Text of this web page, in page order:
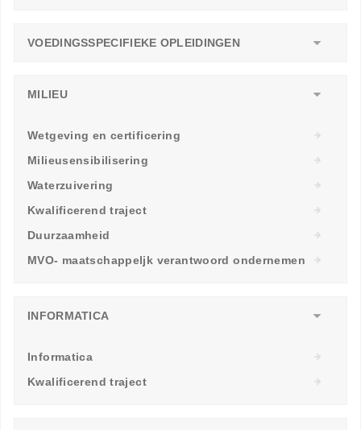
VOEDINGSSPECIFIEKE OPLEIDINGEN
MILIEU
Wetgeving en certificering
Milieusensibilisering
Waterzuivering
Kwalificerend traject
Duurzaamheid
MVO- maatschappeljk verantwoord ondernemen
INFORMATICA
Informatica
Kwalificerend traject